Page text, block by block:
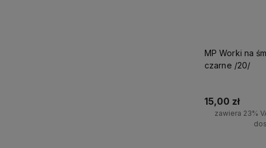
MP Worki na śmieci 240l 10szt
czarne /20/
15,00 zł
zawiera 23%